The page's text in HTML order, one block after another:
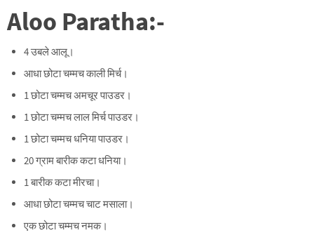
Aloo Paratha:-
4 उबले आलू।
आधा छोटा चम्मच काली मिर्च।
1 छोटा चम्मच अमचूर पाउडर।
1 छोटा चम्मच लाल मिर्च पाउडर।
1 छोटा चम्मच धनिया पाउडर।
20 ग्राम बारीक कटा धनिया।
1 बारीक कटा मीरचा।
आधा छोटा चम्मच चाट मसाला।
एक छोटा चम्मच नमक।